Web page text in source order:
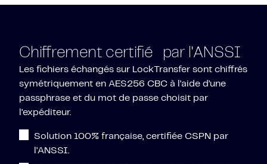
Chiffrement certifié par l'ANSSI
Les fichiers échangés sur LockTransfer sont chiffrés
symétriquement en AES256 CBC à l’aide d’une
passphrase et du mot de passe choisit par
l’expéditeur.
Solution 100% française, certifiée CSPN par
l’ANSSI.